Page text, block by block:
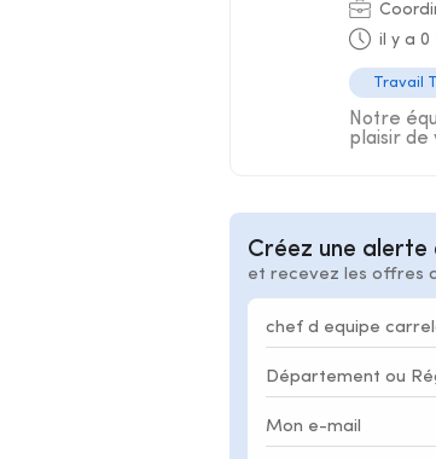
il y a 0
Travail
Notre
plaisir de
Créez une alerte
et recevez les offres